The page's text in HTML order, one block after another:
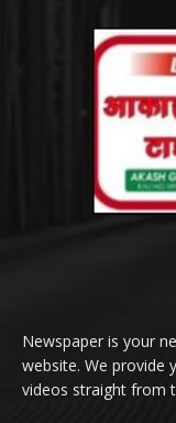
Newspaper is your
website. We provide
videos straight from